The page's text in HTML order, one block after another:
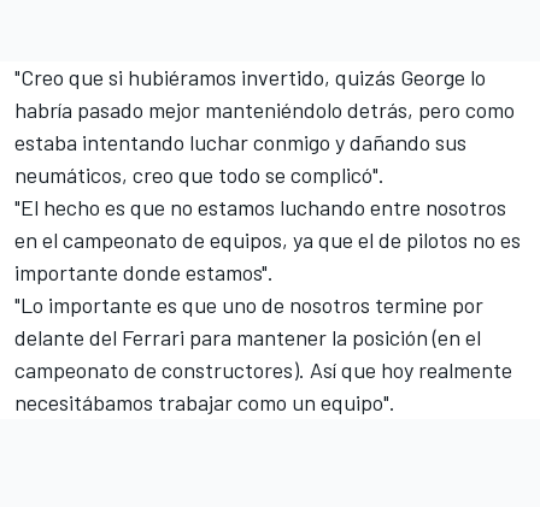
"Creo que si hubiéramos invertido, quizás George lo
habría pasado mejor manteniéndolo detrás, pero como
estaba intentando luchar conmigo y dañando sus
neumáticos, creo que todo se complicó".
"El hecho es que no estamos luchando entre nosotros
en el campeonato de equipos, ya que el de pilotos no es
importante donde estamos".
"Lo importante es que uno de nosotros termine por
delante del Ferrari para mantener la posición (en el
campeonato de constructores). Así que hoy realmente
necesitábamos trabajar como un equipo".